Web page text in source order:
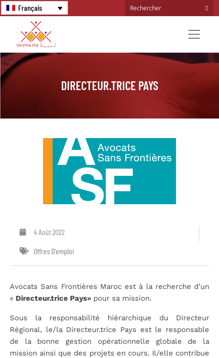
Français
DIRECTEUR.TRICE PAYS
4 Août 2022
Offres D'emploi
Avocats Sans Frontières Maroc est à la recherche d’un
« Directeur.trice Pays» pour sa mission.
Sous la responsabilité hiérarchique du Directeur
Régional, le/la Directeur.trice Pays est le responsable
de la bonne gestion opérationnelle globale de la
mission ainsi que des projets en cours. Il/elle contribue